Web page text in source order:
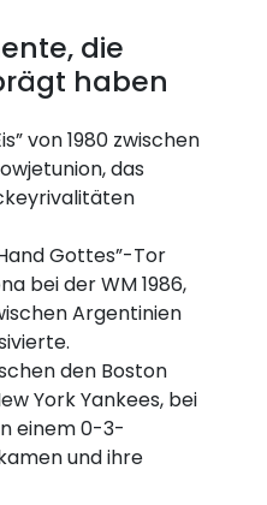
die
haben
von 1980 zwischen
das
Gottes”-Tor
bei der WM 1986,
Argentinien
den Boston
York Yankees, bei
einem 0-3-
und ihre